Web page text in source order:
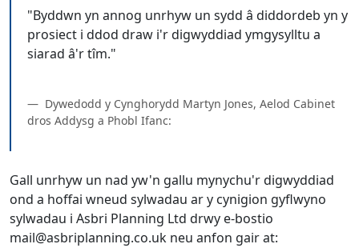
"Byddwn yn annog unrhyw un sydd â diddordeb yn y
prosiect i ddod draw i'r digwyddiad ymgysylltu a
siarad â'r tîm."
Dywedodd y Cynghorydd Martyn Jones, Aelod Cabinet
dros Addysg a Phobl Ifanc:
Gall unrhyw un nad yw'n gallu mynychu'r digwyddiad
ond a hoffai wneud sylwadau ar y cynigion gyflwyno
sylwadau i Asbri Planning Ltd drwy e-bostio
mail@asbriplanning.co.uk neu anfon gair at: